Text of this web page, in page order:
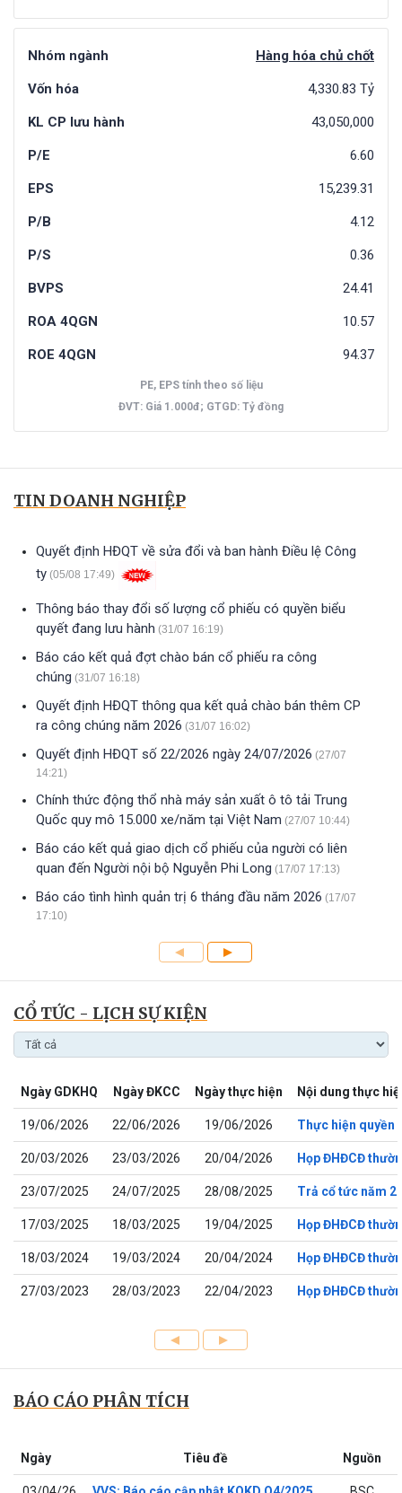
Nhóm ngành Hàng hóa chủ chốt
Vốn hóa 4,330.83 Tỷ
KL CP lưu hành 43,050,000
P/E 6.60
EPS 15,239.31
P/B 4.12
P/S 0.36
BVPS 24.41
ROA 4QGN 10.57
ROE 4QGN 94.37
PE, EPS tính theo số liệu
ĐVT: Giá 1.000đ; GTGD: Tỷ đồng
TIN DOANH NGHIỆP
Quyết định HĐQT về sửa đổi và ban hành Điều lệ Công
ty (05/08 17:49)
Thông báo thay đổi số lượng cổ phiếu có quyền biểu
quyết đang lưu hành (31/07 16:19)
Báo cáo kết quả đợt chào bán cổ phiếu ra công
chúng (31/07 16:18)
Quyết định HĐQT thông qua kết quả chào bán thêm CP
ra công chúng năm 2026 (31/07 16:02)
Quyết định HĐQT số 22/2026 ngày 24/07/2026 (27/07
14:21)
Chính thức động thổ nhà máy sản xuất ô tô tải Trung
Quốc quy mô 15.000 xe/năm tại Việt Nam (27/07 10:44)
Báo cáo kết quả giao dịch cổ phiếu của người có liên
quan đến Người nội bộ Nguyễn Phi Long (17/07 17:13)
Báo cáo tình hình quản trị 6 tháng đầu năm 2026 (17/07
17:10)
CỔ TỨC - LỊCH SỰ KIỆN
Ngày GDKHQ Ngày ĐKCC Ngày thực hiện Nội dung thực
19/06/2026 22/06/2026 19/06/2026 Thực hiện quyền
20/03/2026 23/03/2026 20/04/2026 Họp ĐHĐCĐ
23/07/2025 24/07/2025 28/08/2025 Trả cổ tức năm
17/03/2025 18/03/2025 19/04/2025 Họp ĐHĐCĐ
18/03/2024 19/03/2024 20/04/2024 Họp ĐHĐCĐ
27/03/2023 28/03/2023 22/04/2023 Họp ĐHĐCĐ
BÁO CÁO PHÂN TÍCH
Ngày Tiêu đề Nguồn